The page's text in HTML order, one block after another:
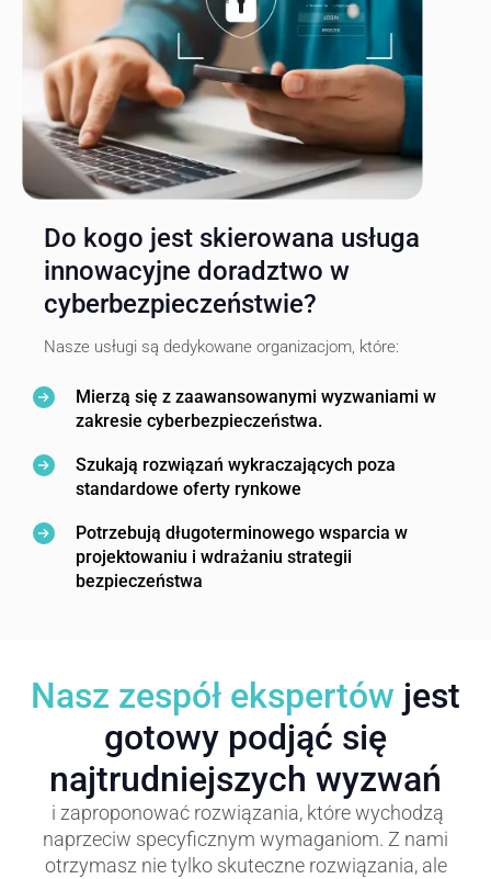
Do kogo jest skierowana usługa
innowacyjne doradztwo w
cyberbezpieczeństwie?
Nasze usługi są dedykowane organizacjom, które:
Mierzą się z zaawansowanymi wyzwaniami w
zakresie cyberbezpieczeństwa.
Szukają rozwiązań wykraczających poza
standardowe oferty rynkowe
Potrzebują długoterminowego wsparcia w
projektowaniu i wdrażaniu strategii
bezpieczeństwa
Nasz zespół ekspertów jest
gotowy podjąć się
najtrudniejszych wyzwań
i zaproponować rozwiązania, które wychodzą
naprzeciw specyficznym wymaganiom. Z nami
otrzymasz nie tylko skuteczne rozwiązania, ale